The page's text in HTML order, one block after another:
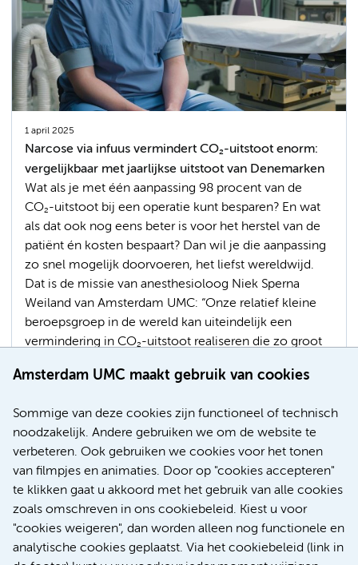
Amsterdam UMC maakt gebruik van cookies
Sommige van deze cookies zijn functioneel of technisch
noodzakelijk. Andere gebruiken we om de website te
verbeteren. Ook gebruiken we cookies voor het tonen
van filmpjes en animaties. Door op "cookies accepteren"
te klikken gaat u akkoord met het gebruik van alle cookies
zoals omschreven in ons cookiebeleid. Kiest u voor
"cookies weigeren", dan worden alleen nog functionele en
analytische cookies geplaatst. Via het cookiebeleid (link in
1 april 2025
Narcose via infuus vermindert CO₂-uitstoot enorm:
vergelijkbaar met jaarlijkse uitstoot van Denemarken
Wat als je met één aanpassing 98 procent van de
CO₂-uitstoot bij een operatie kunt besparen? En wat
als dat ook nog eens beter is voor het herstel van de
patiënt én kosten bespaart? Dan wil je die aanpassing
zo snel mogelijk doorvoeren, het liefst wereldwijd.
Dat is de missie van anesthesioloog Niek Sperna
Weiland van Amsterdam UMC: “Onze relatief kleine
beroepsgroep in de wereld kan uiteindelijk een
vermindering in CO₂-uitstoot realiseren die zo groot
aanpassing in kwestie: narcose via een infuus, in
Internationaal Bacteriën
Maatschappelijke impact
Meer